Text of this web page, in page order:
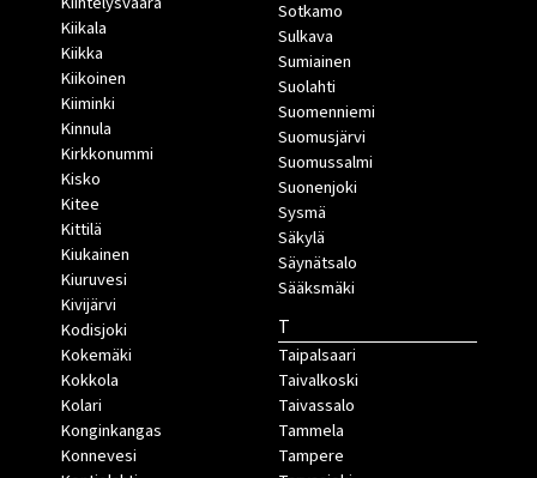
Kiikala
Kiikka
Kiikoinen
Kiiminki
Kinnula
Kirkkonummi
Kisko
Kitee
Kittilä
Kiukainen
Kiuruvesi
Kivijärvi
Kodisjoki
Kokemäki
Kokkola
Kolari
Konginkangas
Konnevesi
Sotkamo
Sulkava
Sumiainen
Suolahti
Suomenniemi
Suomusjärvi
Suomussalmi
Suonenjoki
Sysmä
Säkylä
Säynätsalo
Sääksmäki
T
Taipalsaari
Taivalkoski
Taivassalo
Tammela
Tampere